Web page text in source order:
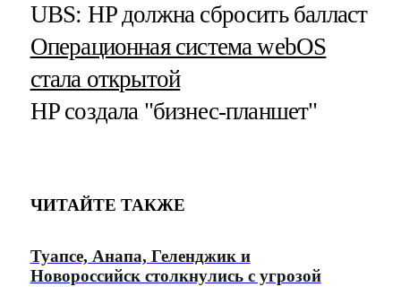
UBS: HP должна сбросить балласт
Операционная система webOS
стала открытой
HP создала "бизнес-планшет"
ЧИТАЙТЕ ТАКЖЕ
Туапсе, Анапа, Геленджик и
Новороссийск столкнулись с угрозой